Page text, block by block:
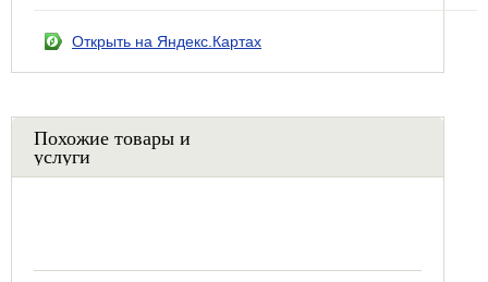
Открыть на Яндекс.Картах
Похожие товары и
услуги